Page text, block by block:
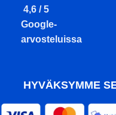
4,6 / 5
Google-
arvosteluissa
HYVÄKSYMME